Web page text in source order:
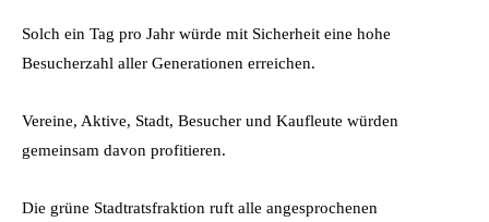
Solch ein Tag pro Jahr würde mit Sicherheit eine hohe
Besucherzahl aller Generationen erreichen.
Vereine, Aktive, Stadt, Besucher und Kaufleute würden
gemeinsam davon profitieren.
Die grüne Stadtratsfraktion ruft alle angesprochenen